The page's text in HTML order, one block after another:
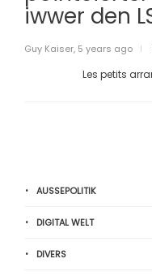
iwwer den
Guy Kaiser, 5 years ago
Les petits
AUSSEPOLITIK
DIGITAL WELT
DIVERS